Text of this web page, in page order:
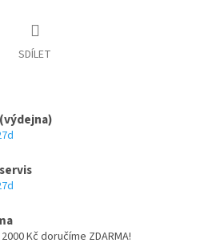
SDÍLET
Kč doručíme ZDARMA!